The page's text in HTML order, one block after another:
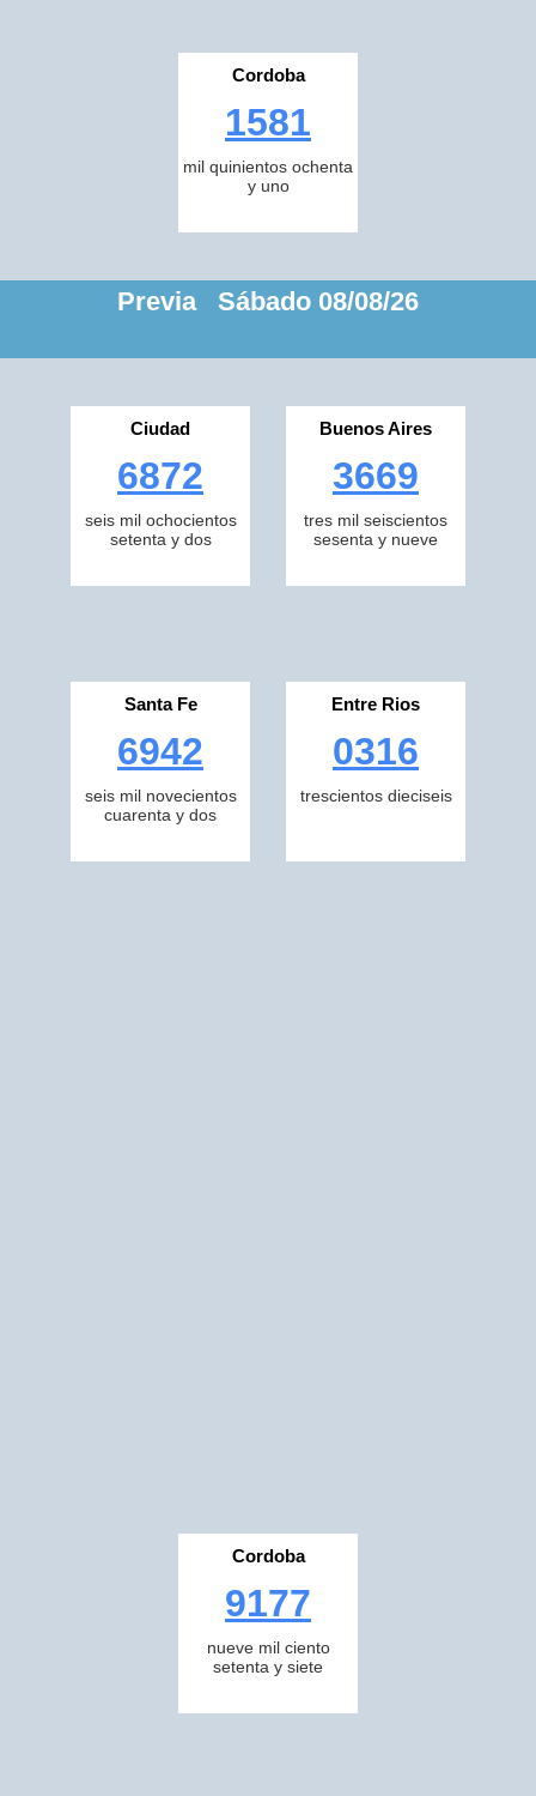
Cordoba
1581
mil quinientos ochenta
y uno
Previa Sábado 08/08/26
Ciudad
6872
seis mil ochocientos
setenta y dos
Buenos Aires
3669
tres mil seiscientos
sesenta y nueve
Santa Fe
6942
seis mil novecientos
cuarenta y dos
Entre Rios
0316
trescientos dieciseis
Cordoba
9177
nueve mil ciento
setenta y siete